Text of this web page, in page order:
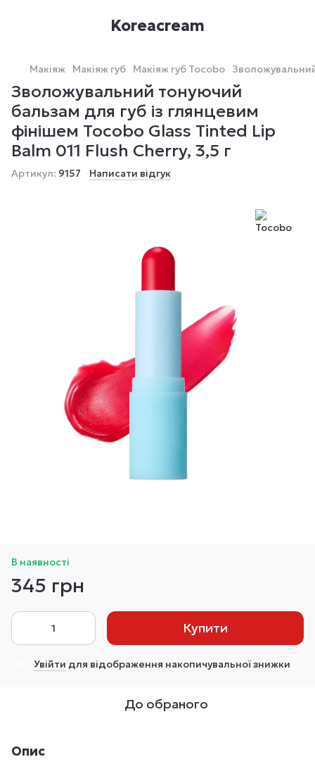
Koreacream
Макіяж Макіяж губ Макіяж губ Tocobo
Зволожувальний тонуючий
бальзам для губ із глянцевим
фінішем Tocobo Glass Tinted Lip
Balm 011 Flush Cherry, 3,5 г
Артикул: 9157 Написати відгук
В наявності
345 грн
Купити
Увійти для відображення накопичувальної знижки
До обраного
Опис